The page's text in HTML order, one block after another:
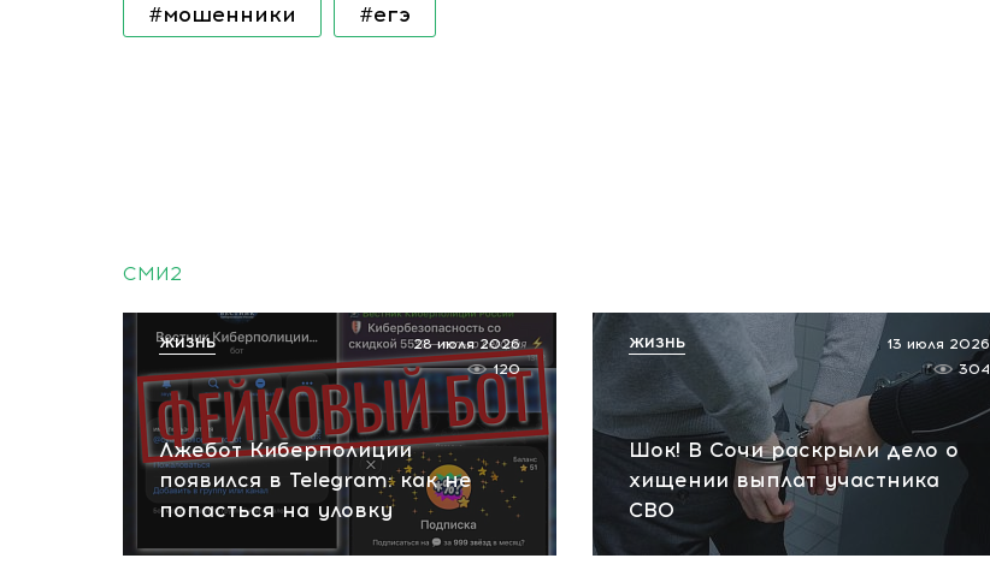
#мошенники #егэ
СМИ2
Лжебот Киберполиции
появился в Telegram: как не
попасться на уловку
28 июля 2026
120
ЖИЗНЬ
Шок! В Сочи раскрыли дело о
хищении выплат участника
СВО
13 июля 2026
304
ЖИЗНЬ